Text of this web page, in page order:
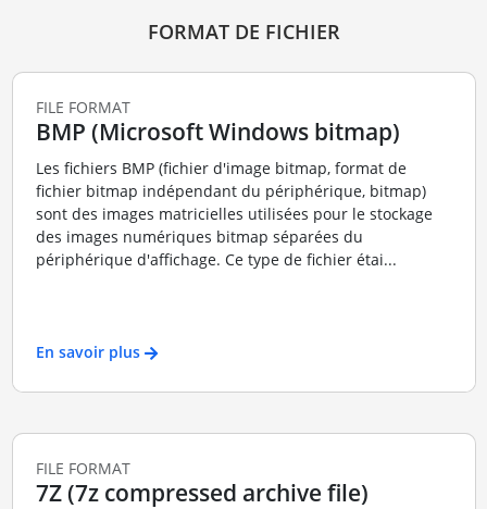
FORMAT DE FICHIER
FILE FORMAT
BMP (Microsoft Windows bitmap)
Les fichiers BMP (fichier d'image bitmap, format de
fichier bitmap indépendant du périphérique, bitmap)
sont des images matricielles utilisées pour le stockage
des images numériques bitmap séparées du
périphérique d'affichage. Ce type de fichier étai...
En savoir plus
FILE FORMAT
7Z (7z compressed archive file)